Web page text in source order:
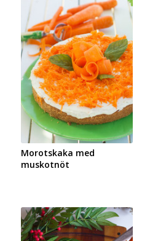
Morotskaka med
muskotnöt